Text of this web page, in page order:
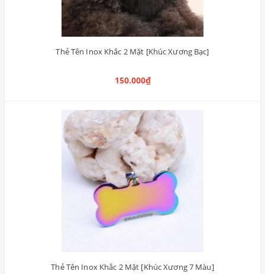
Thẻ Tên Inox Khắc 2 Mặt [Khúc Xương Bạc]
150.000₫
Thẻ Tên Inox Khắc 2 Mặt [Khúc Xương 7 Màu]